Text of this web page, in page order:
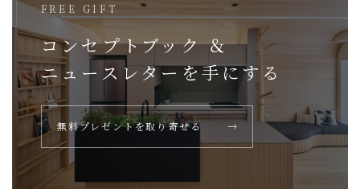
FREE GIFT
コンセプトブック ＆
ニュースレターを手にする
無料プレゼントを取り寄せる →